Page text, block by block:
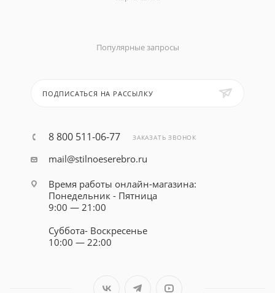
Популярные запросы
ПОДПИСАТЬСЯ НА РАССЫЛКУ
8 800 511-06-77 ЗАКАЗАТЬ ЗВОНОК
mail@stilnoeserebro.ru
Время работы онлайн-магазина:
Понедельник - Пятница
9:00 — 21:00
Суббота- Воскресенье
10:00 — 22:00